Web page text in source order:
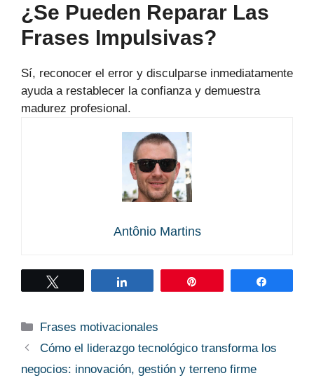
¿Se Pueden Reparar Las
Frases Impulsivas?
Sí, reconocer el error y disculparse inmediatamente
ayuda a restablecer la confianza y demuestra
madurez profesional.
Antônio Martins
Categorías
Frases motivacionales
Cómo el liderazgo tecnológico transforma los
negocios: innovación, gestión y terreno firme